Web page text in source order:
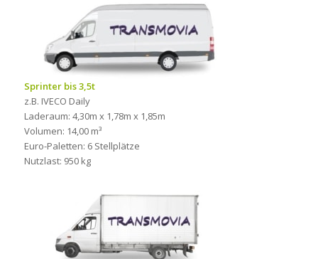
Sprinter bis 3,5t
z.B. IVECO Daily
Laderaum: 4,30m x 1,78m x 1,85m
Volumen: 14,00 m³
Euro-Paletten: 6 Stellplätze
Nutzlast: 950 kg